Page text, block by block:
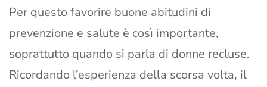
Per questo favorire buone abitudini di
prevenzione e salute è così importante,
soprattutto quando si parla di donne recluse.
Ricordando l’esperienza della scorsa volta, il